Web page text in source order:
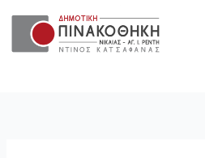
περιεχόμενο
για: